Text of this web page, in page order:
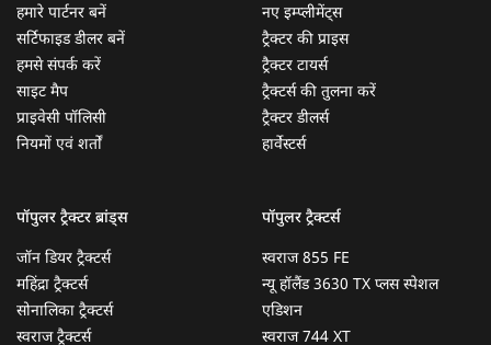
हमारे पार्टनर बनें
सर्टिफाइड डीलर बनें
हमसे संपर्क करें
साइट मैप
प्राइवेसी पॉलिसी
नियमों एवं शर्तों
नए इम्प्लीमेंट्स
ट्रैक्टर की प्राइस
ट्रैक्टर टायर्स
ट्रैक्टर्स की तुलना करें
ट्रैक्टर डीलर्स
हार्वेस्टर्स
पॉपुलर ट्रैक्टर ब्रांड्स
जॉन डियर ट्रैक्टर्स
महिंद्रा ट्रैक्टर्स
सोनालिका ट्रैक्टर्स
स्वराज ट्रैक्टर्स
पॉपुलर ट्रैक्टर्स
स्वराज 855 FE
न्यू हॉलैंड 3630 TX प्लस स्पेशल
एडिशन
स्वराज 744 XT